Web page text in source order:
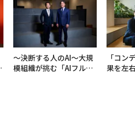
〜決断する人のAI〜大規
模組織が挑む「AIフル実
「コン
果を左